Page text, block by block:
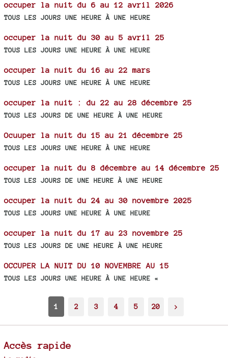
occuper la nuit du 6 au 12 avril 2026
TOUS LES JOURS UNE HEURE À UNE HEURE
occuper la nuit du 30 au 5 avril 25
TOUS LES JOURS UNE HEURE À UNE HEURE
occuper la nuit du 16 au 22 mars
TOUS LES JOURS UNE HEURE À UNE HEURE
occuper la nuit : du 22 au 28 décembre 25
TOUS LES JOURS DE UNE HEURE À UNE HEURE
Ocuuper la nuit du 15 au 21 décembre 25
TOUS LES JOURS UNE HEURE À UNE HEURE
occuper la nuit du 8 décembre au 14 décembre 25
TOUS LES JOURS DE UNE HEURE À UNE HEURE
occuper la nuit du 24 au 30 novembre 2025
TOUS LES JOURS UNE HEURE À UNE HEURE
occuper la nuit du 17 au 23 novembre 25
TOUS LES JOURS DE UNE HEURE À UNE HEURE
OCCUPER LA NUIT DU 10 NOVEMBRE AU 15
TOUS LES JOURS UNE HEURE À UNE HEURE «
1 2 3 4 5 20 >
Accès rapide